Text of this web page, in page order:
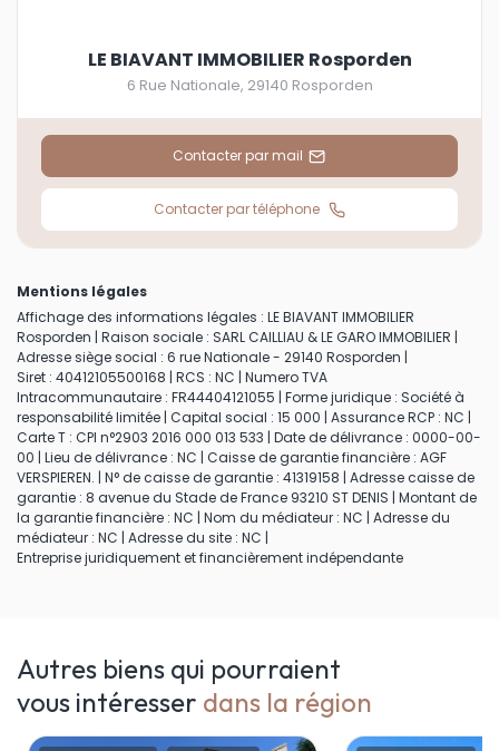
LE BIAVANT IMMOBILIER Rosporden
6 Rue Nationale, 29140 Rosporden
Contacter par mail
Contacter par téléphone
Mentions légales
Affichage des informations légales : LE BIAVANT IMMOBILIER
Rosporden | Raison sociale : SARL CAILLIAU & LE GARO IMMOBILIER |
Adresse siège social : 6 rue Nationale - 29140 Rosporden |
Siret : 40412105500168 | RCS : NC | Numero TVA
Intracommunautaire : FR44404121055 | Forme juridique : Société à
responsabilité limitée | Capital social : 15 000 | Assurance RCP : NC |
Carte T : CPI n°2903 2016 000 013 533 | Date de délivrance : 0000-00-
00 | Lieu de délivrance : NC | Caisse de garantie financière : AGF
VERSPIEREN. | N° de caisse de garantie : 41319158 | Adresse caisse de
garantie : 8 avenue du Stade de France 93210 ST DENIS | Montant de
la garantie financière : NC | Nom du médiateur : NC | Adresse du
médiateur : NC | Adresse du site : NC |
Entreprise juridiquement et financièrement indépendante
Autres biens qui pourraient
vous intéresser dans la région